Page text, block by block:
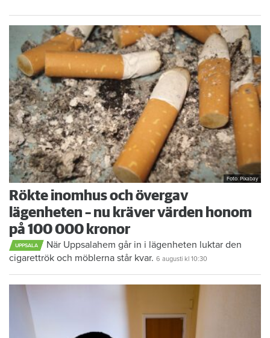
Foto: Pixabay
Rökte inomhus och övergav
lägenheten – nu kräver värden honom
på 100 000 kronor
UPPSALA
När Uppsalahem går in i lägenheten luktar den
cigarettrök och möblerna står kvar. 6 augusti kl 10:30